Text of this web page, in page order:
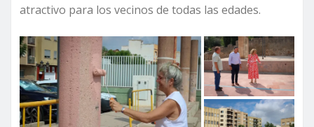
atractivo para los vecinos de todas las edades.